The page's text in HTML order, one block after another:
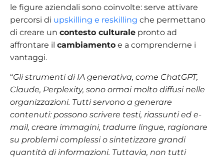
le figure aziendali sono coinvolte: serve attivare
percorsi di upskilling e reskilling che permettano
di creare un contesto culturale pronto ad
affrontare il cambiamento e a comprenderne i
vantaggi.
“Gli strumenti di IA generativa, come ChatGPT,
Claude, Perplexity, sono ormai molto diffusi nelle
organizzazioni. Tutti servono a generare
contenuti: possono scrivere testi, riassunti ed e-
mail, creare immagini, tradurre lingue, ragionare
su problemi complessi o sintetizzare grandi
quantità di informazioni. Tuttavia, non tutti